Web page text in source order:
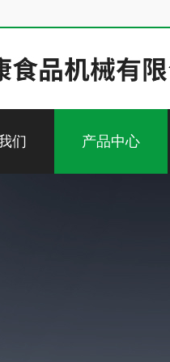
们 产品中心